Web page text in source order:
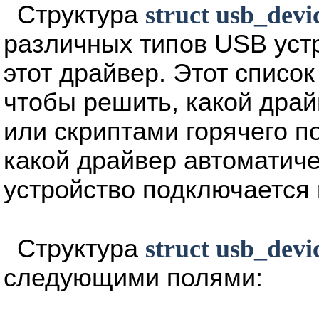
Структура struct
различных типов USB
этот драйвер. Этот
чтобы решить, какой
или скриптами горячего
какой драйвер
устройство подключается
Структура struct
следующими полями: